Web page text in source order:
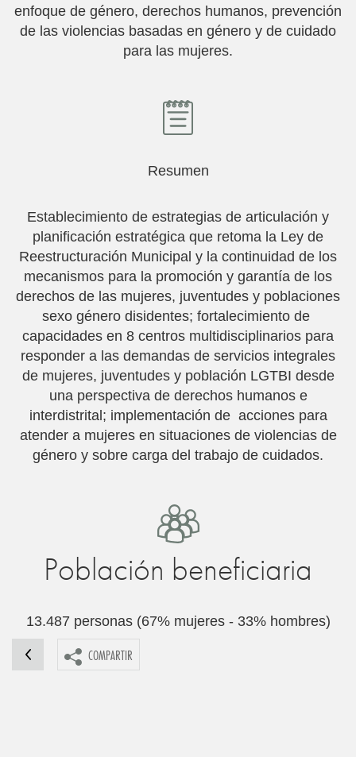
enfoque de género, derechos humanos, prevención
de las violencias basadas en género y de cuidado
para las mujeres.
Resumen
Establecimiento de estrategias de articulación y
planificación estratégica que retoma la Ley de
Reestructuración Municipal y la continuidad de los
mecanismos para la promoción y garantía de los
derechos de las mujeres, juventudes y poblaciones
sexo género disidentes; fortalecimiento de
capacidades en 8 centros multidisciplinarios para
responder a las demandas de servicios integrales
de mujeres, juventudes y población LGTBI desde
una perspectiva de derechos humanos e
interdistrital; implementación de acciones para
atender a mujeres en situaciones de violencias de
género y sobre carga del trabajo de cuidados.
Población beneficiaria
13.487 personas (67% mujeres - 33% hombres)
COMPARTIR